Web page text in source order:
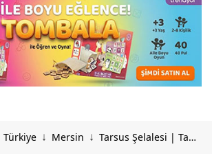
Türkiye ↓ Mersin ↓ Tarsus Şelalesi | Tarihi, Nerede, Nasıl Gidilir? – MERSİN